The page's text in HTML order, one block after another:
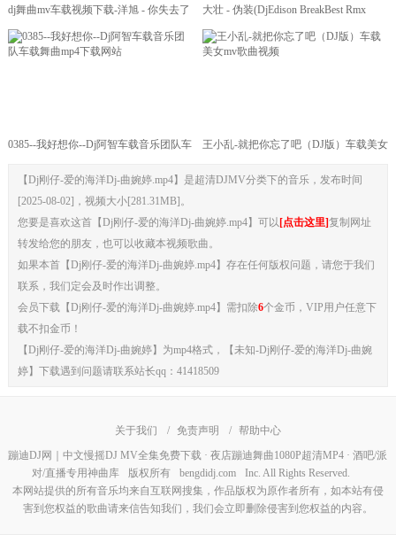
dj舞曲mv车载视频下载-洋旭 - 你失去了
最爱的人(DjCupid Dance Rmx 2012)
大壮 - 伪装(DjEdison BreakBest Rmx
2019)
0385--我好想你--Dj阿智车载音乐团队车
王小乱-就把你忘了吧（DJ版）车载美女
【Dj刚仔-爱的海洋Dj-曲婉婷.mp4】是超清DJMV分类下的音乐，发布时间
[2025-08-02]，视频大小[281.31MB]。
您要是喜欢这首【Dj刚仔-爱的海洋Dj-曲婉婷.mp4】可以 [点击这里]复制网址
转发给您的朋友，也可以收藏本视频歌曲。
如果本首【Dj刚仔-爱的海洋Dj-曲婉婷.mp4】存在任何版权问题，请您于我们
联系，我们定会及时作出调整。
会员下载【Dj刚仔-爱的海洋Dj-曲婉婷.mp4】需扣除6个金币，VIP用户任意下
载不扣金币！
【Dj刚仔-爱的海洋Dj-曲婉婷】为mp4格式，【未知-Dj刚仔-爱的海洋Dj-曲婉
婷】下载遇到问题请联系站长qq：41418509
关于我们 / 免责声明 / 帮助中心
蹦迪DJ网｜中文慢摇DJ MV全集免费下载 · 夜店蹦迪舞曲1080P超清MP4 · 酒吧/派
对/直播专用神曲库
版权所有 bengdidj.com
Inc. All Rights Reserved.
本网站提供的所有音乐均来自互联网搜集，作品版权为原作者所有，如本站有侵
害到您权益的歌曲请来信告知我们，我们会立即删除侵害到您权益的内容。